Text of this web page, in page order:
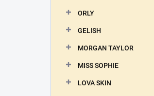
ORLY
GELISH
MORGAN TAYLOR
MISS SOPHIE
LOVA SKIN